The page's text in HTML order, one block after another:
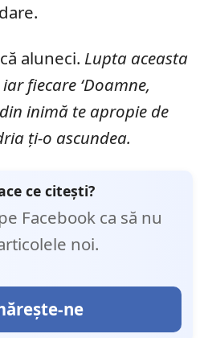
aluneci. Lupta aceasta
fiecare ‘Doamne,
inimă te apropie de
ți-o ascundea.
ce citești?
Facebook ca să nu
noi.
ne